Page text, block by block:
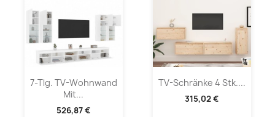
7-Tlg. TV-Wohnwand
Mit...
526,87 €
TV-Schränke 4 Stk....
315,02 €